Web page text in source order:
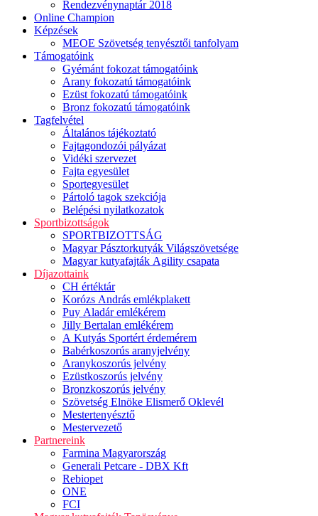
Rendezvénynaptár 2018
Online Champion
Képzések
MEOE Szövetség tenyésztői tanfolyam
Támogatóink
Gyémánt fokozat támogatóink
Arany fokozatú támogatóink
Ezüst fokozatú támogatóink
Bronz fokozatú támogatóink
Tagfelvétel
Általános tájékoztató
Fajtagondozói pályázat
Vidéki szervezet
Fajta egyesület
Sportegyesület
Pártoló tagok szekciója
Belépési nyilatkozatok
Sportbizottságok
SPORTBIZOTTSÁG
Magyar Pásztorkutyák Világszövetsége
Magyar kutyafajták Agility csapata
Díjazottaink
CH értéktár
Korózs András emlékplakett
Puy Aladár emlékérem
Jilly Bertalan emlékérem
A Kutyás Sportért érdemérem
Babérkoszorús aranyjelvény
Aranykoszorús jelvény
Ezüstkoszorús jelvény
Bronzkoszorús jelvény
Szövetség Elnöke Elismerő Oklevél
Mestertenyésztő
Mestervezető
Partnereink
Farmina Magyarország
Generali Petcare - DBX Kft
Rebiopet
ONE
FCI